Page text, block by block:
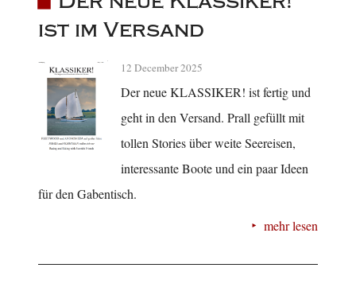
ist im Versand
12 December 2025
Der neue KLASSIKER! ist fertig und
geht in den Versand. Prall gefüllt mit
tollen Stories über weite Seereisen,
interessante Boote und ein paar Ideen
für den Gabentisch.
mehr lesen